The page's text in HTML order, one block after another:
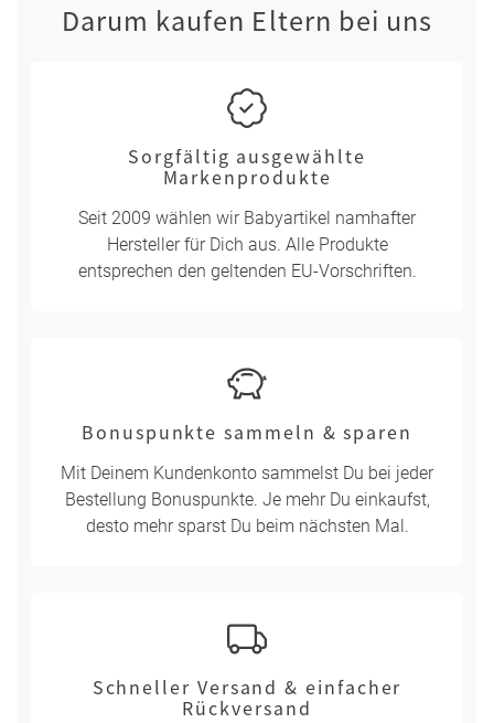
Darum kaufen Eltern bei uns
Sorgfältig ausgewählte
Markenprodukte
Seit 2009 wählen wir Babyartikel namhafter
Hersteller für Dich aus. Alle Produkte
entsprechen den geltenden EU-Vorschriften.
Bonuspunkte sammeln & sparen
Mit Deinem Kundenkonto sammelst Du bei jeder
Bestellung Bonuspunkte. Je mehr Du einkaufst,
desto mehr sparst Du beim nächsten Mal.
Schneller Versand & einfacher
Rückversand